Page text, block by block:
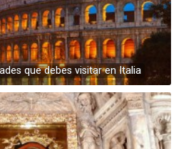
que debes visitar en Italia